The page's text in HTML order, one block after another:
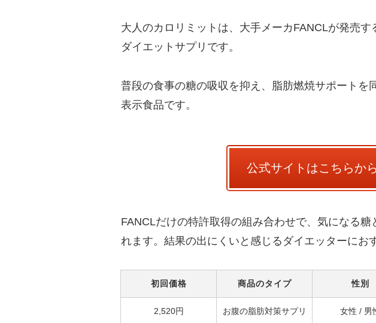
大人のカロリミットは、大手メーカFANCLが発売す
ダイエットサプリです。
普段の食事の糖の吸収を抑え、脂肪燃焼サポートを
表示食品です。
公式サイトはこちらから
FANCLだけの特許取得の組み合わせで、気になる糖
れます。結果の出にくいと感じるダイエッターにお
初回価格
2,520円
商品のタイプ
お腹の脂肪対策サプリ
性別
女性 / 男